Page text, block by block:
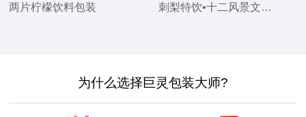
两片柠檬饮料包装 刺梨特饮•十二风景文化罐
为什么选择巨灵包装大师?